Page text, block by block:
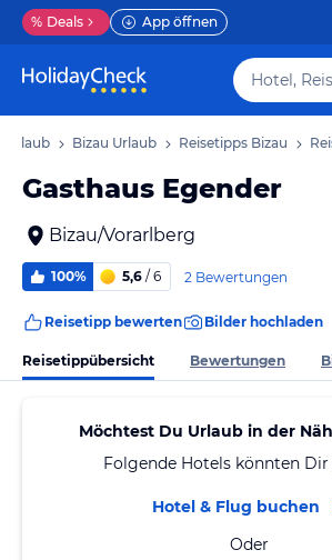
% Deals App öffnen
Urlaub Bizau Urlaub Reisetipps Bizau
Gasthaus Egender
Bizau/Vorarlberg
100% 5,6 / 6 2 Bewertungen
Reisetipp bewerten Bilder hochladen
Reisetippübersicht Bewertungen
Möchtest Du Urlaub in der
Folgende Hotels könnten
Hotel & Flug buchen
Oder